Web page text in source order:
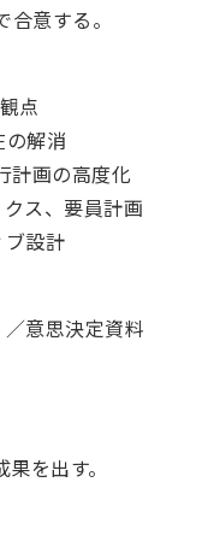
意する。
点
解消
計画の高度化
ス、要員計画
設計
意思決定資料
を出す。